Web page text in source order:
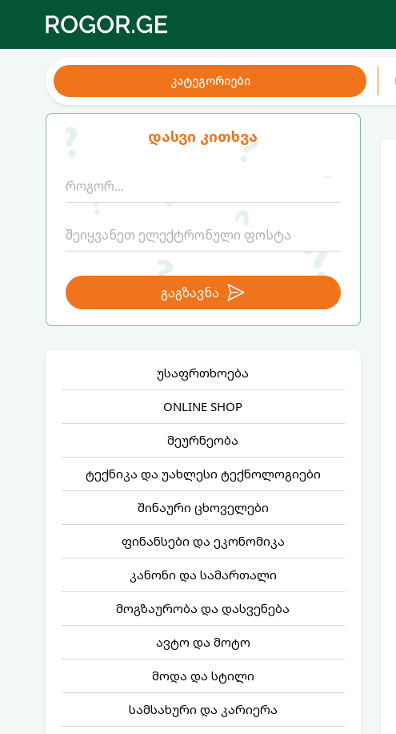
კატეგორიები
დასვი კითხვა
გაგზავნა
უსაფრთხოება
ONLINE SHOP
მეურნეობა
ტექნიკა და უახლესი ტექნოლოგიები
შინაური ცხოველები
ფინანსები და ეკონომიკა
კანონი და სამართალი
მოგზაურობა და დასვენება
ავტო და მოტო
მოდა და სტილი
სამსახური და კარიერა